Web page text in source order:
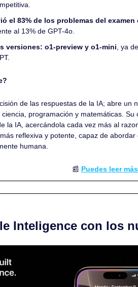
el 83% de los problemas del
al 13% de GPT-4o.
versiones: o1-preview y o1-mini, ya
de las respuestas de la IA; abre un
programación y matemáticas.
la IA, acercándola cada vez más al
reflexiva y potente, capaz de
humana.
📰 Puedes leer
Inteligence con los